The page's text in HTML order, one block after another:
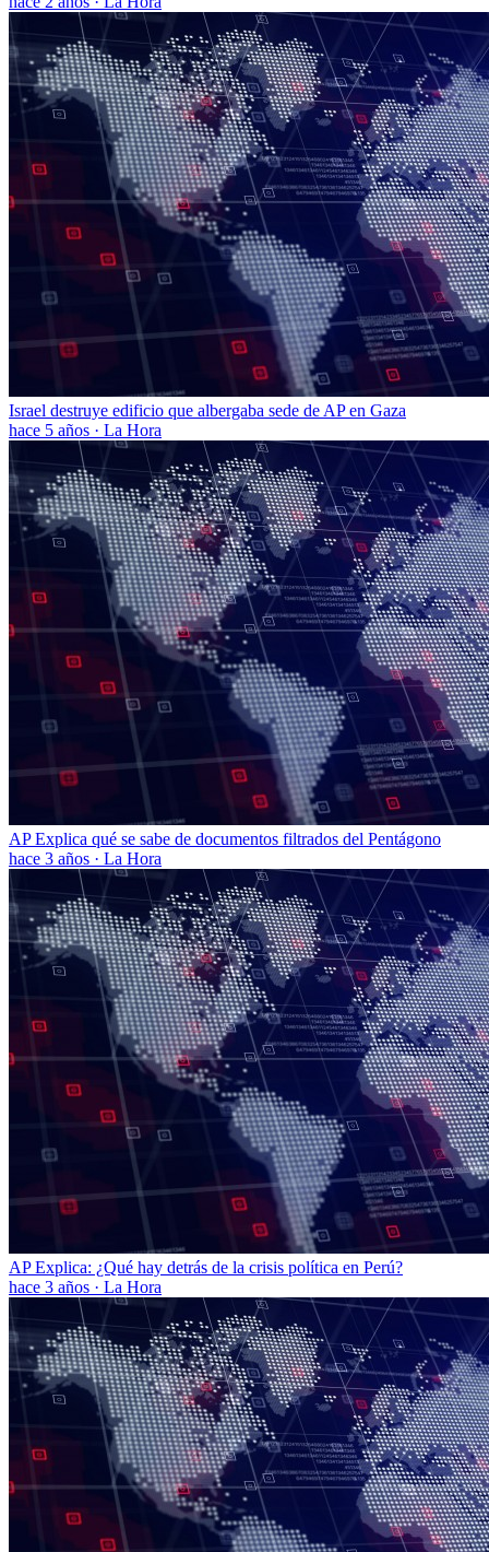
Israel destruye edificio que albergaba sede de AP en Gaza
hace 5 años · La Hora
AP Explica qué se sabe de documentos filtrados del Pentágono
hace 3 años · La Hora
AP Explica: ¿Qué hay detrás de la crisis política en Perú?
hace 3 años · La Hora